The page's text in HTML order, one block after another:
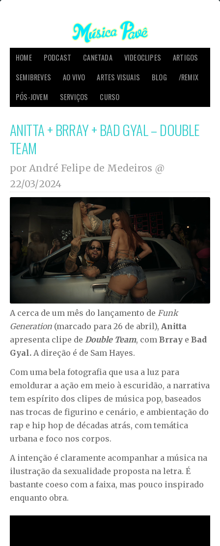
HOME PODCAST CANETADA VIDEOCLIPES
ARTIGOS
SEMIBREVES
AO VIVO ARTES VISUAIS BLOG
/REMIX
PÓS-JOVEM
SERVIÇOS CURSO
ANITTA + BRRAY + BAD GYAL – DOUBLE
TEAM
por André Felipe de Medeiros @
22/03/2024
A cerca de um mês do lançamento de Funk
Generation (marcado para 26 de abril), Anitta
apresenta clipe de Double Team, com Brray e Bad
Gyal. A direção é de Sam Hayes.
Com uma bela fotografia que usa a luz para
emoldurar a ação em meio à escuridão, a narrativa
tem espírito dos clipes de música pop, baseados
nas trocas de figurino e cenário, e ambientação do
rap e hip hop de décadas atrás, com temática
urbana e foco nos corpos.
A intenção é claramente acompanhar a música na
ilustração da sexualidade proposta na letra. É
bastante coeso com a faixa, mas pouco inspirado
enquanto obra.